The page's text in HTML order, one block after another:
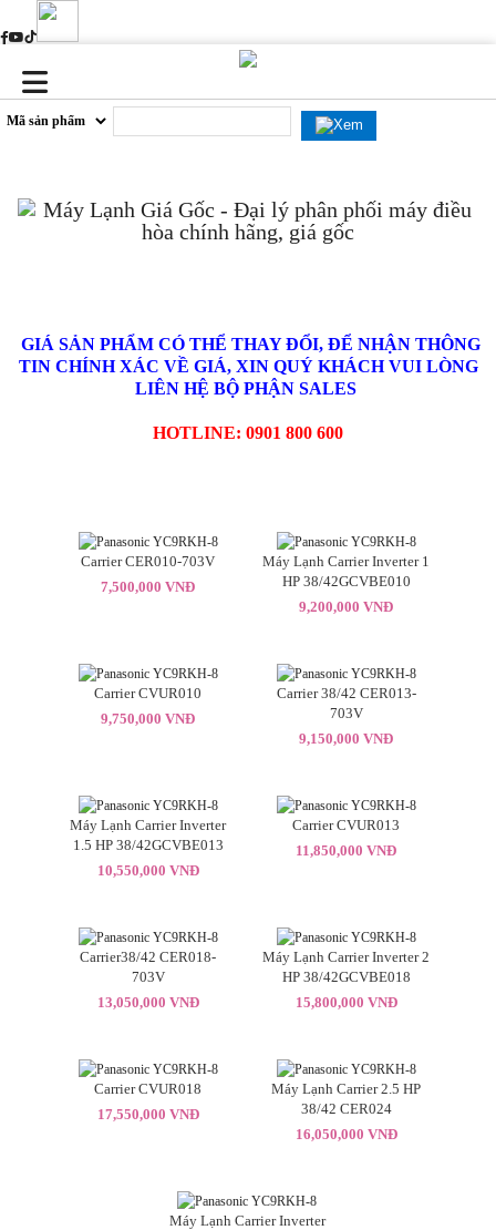
GIÁ SẢN PHẨM CÓ THỂ THAY ĐỔI, ĐỂ NHẬN THÔNG
TIN CHÍNH XÁC VỀ GIÁ, XIN QUÝ KHÁCH VUI LÒNG
LIÊN HỆ BỘ PHẬN SALES
HOTLINE: 0901 800 600
Carrier CER010-703V
7,500,000 VNĐ
Máy Lạnh Carrier Inverter 1
HP 38/42GCVBE010
9,200,000 VNĐ
Carrier CVUR010
9,750,000 VNĐ
Carrier 38/42 CER013-
703V
9,150,000 VNĐ
Máy Lạnh Carrier Inverter
1.5 HP 38/42GCVBE013
10,550,000 VNĐ
Carrier CVUR013
11,850,000 VNĐ
Carrier38/42 CER018-
703V
13,050,000 VNĐ
Máy Lạnh Carrier Inverter 2
HP 38/42GCVBE018
15,800,000 VNĐ
Carrier CVUR018
17,550,000 VNĐ
Máy Lạnh Carrier 2.5 HP
38/42 CER024
16,050,000 VNĐ
Máy Lạnh Carrier Inverter